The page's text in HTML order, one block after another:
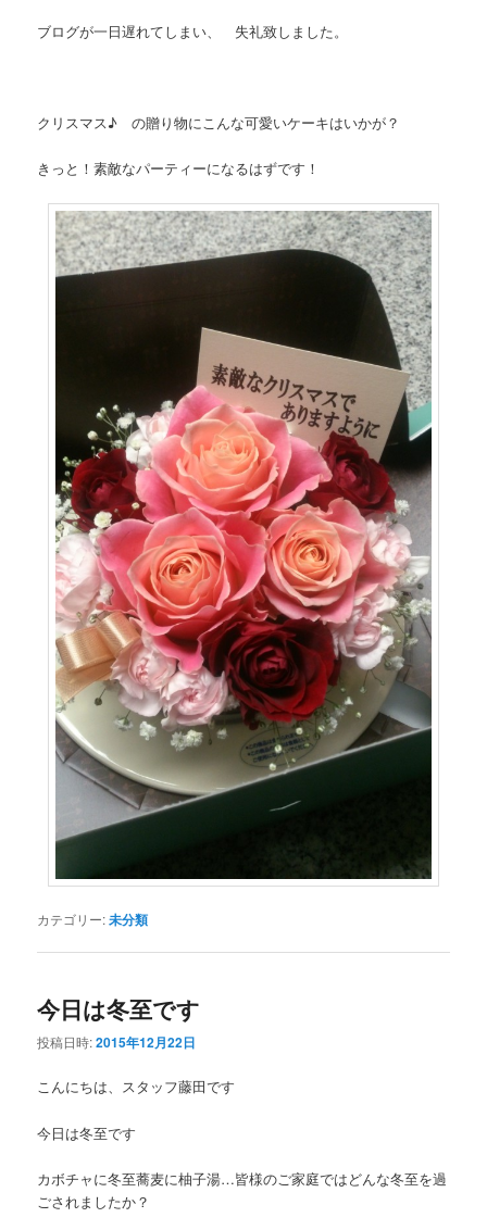
ブログが一日遅れてしまい、 失礼致しました。
クリスマス♪ の贈り物にこんな可愛いケーキはいかが？
きっと！素敵なパーティーになるはずです！
カテゴリー:未分類
今日は冬至です
投稿日時:2015年12月22日
こんにちは、スタッフ藤田です
今日は冬至です
カボチャに冬至蕎麦に柚子湯…皆様のご家庭ではどんな冬至を過
ごされましたか？